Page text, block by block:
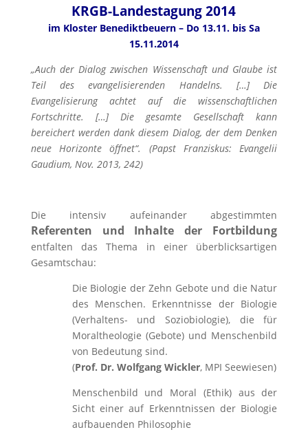
KRGB-Landestagung 2014
im Kloster Benediktbeuern – Do 13.11. bis Sa
15.11.2014
„Auch der Dialog zwischen Wissenschaft und Glaube ist
Teil des evangelisierenden Handelns. […] Die
Evangelisierung achtet auf die wissenschaftlichen
Fortschritte. […] Die gesamte Gesellschaft kann
bereichert werden dank diesem Dialog, der dem Denken
neue Horizonte öffnet“.
(Papst Franziskus: Evangelii
Gaudium, Nov. 2013, 242)
Die intensiv aufeinander abgestimmten
Referenten und Inhalte der Fortbildung
entfalten das Thema in einer überblicksartigen
Gesamtschau:
Die Biologie der Zehn Gebote und die Natur
des Menschen. Erkenntnisse der Biologie
(Verhaltens- und Soziobiologie), die für
Moraltheologie (Gebote) und Menschenbild
von Bedeutung sind.
(Prof. Dr. Wolfgang Wickler, MPI Seewiesen)
Menschenbild und Moral (Ethik) aus der
Sicht einer auf Erkenntnissen der Biologie
aufbauenden Philosophie